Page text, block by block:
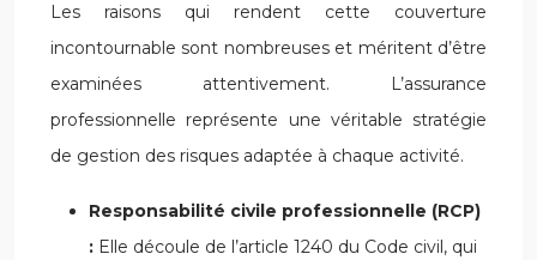
Les raisons qui rendent cette couverture
incontournable sont nombreuses et méritent d’être
examinées attentivement. L’assurance
professionnelle représente une véritable stratégie
de gestion des risques adaptée à chaque activité.
Responsabilité civile professionnelle (RCP)
: Elle découle de l’article 1240 du Code civil, qui